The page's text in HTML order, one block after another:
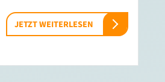
JETZT WEITERLESEN